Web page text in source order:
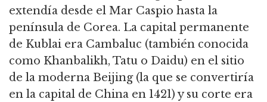
extendía desde el Mar Caspio hasta la
península de Corea. La capital permanente
de Kublai era Cambaluc (también conocida
como Khanbalikh, Tatu o Daidu) en el sitio
de la moderna Beijing (la que se convertiría
en la capital de China en 1421) y su corte era